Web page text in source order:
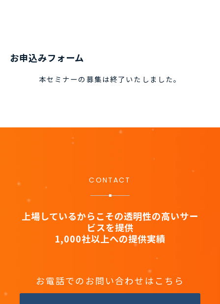
お申込みフォーム
本セミナーの募集は終了いたしました。
CONTACT
上場しているからこその透明性の高いサー
ビスを提供
1,000社以上への提供実績
お電話でのお問い合わせはこちら